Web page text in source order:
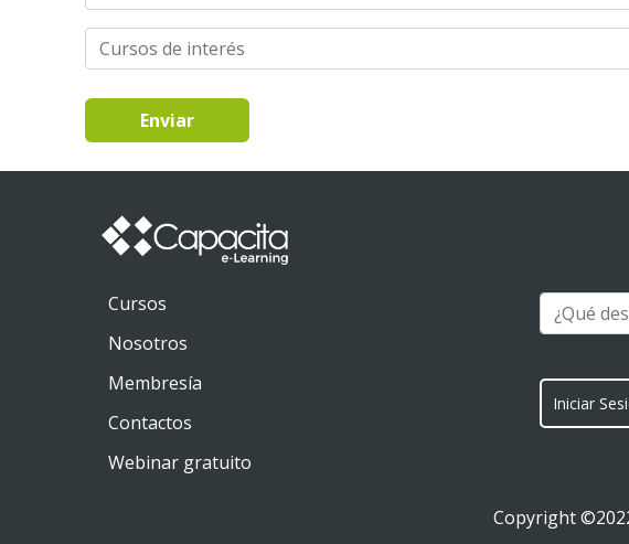
Enviar
Cursos
Nosotros
Membresía
Contactos
Webinar gratuito
Iniciar
Copyright